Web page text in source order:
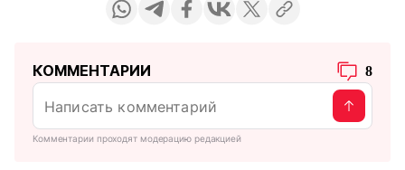
КОММЕНТАРИИ 8
Комментарии проходят модерацию редакцией